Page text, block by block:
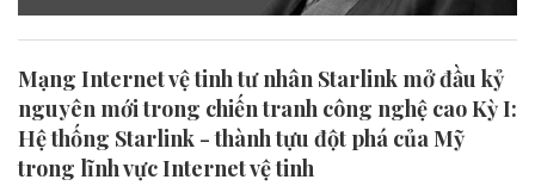
Mạng Internet vệ tinh tư nhân Starlink mở đầu kỷ
nguyên mới trong chiến tranh công nghệ cao Kỳ I:
Hệ thống Starlink - thành tựu đột phá của Mỹ
trong lĩnh vực Internet vệ tinh